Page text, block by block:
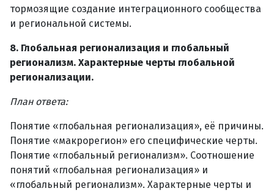
тормозящие создание интеграционного сообщества
и региональной системы.
8. Глобальная регионализация и глобальный
регионализм. Характерные черты глобальной
регионализации.
План ответа:
Понятие «глобальная регионализация», её причины.
Понятие «макрорегион» его специфические черты.
Понятие «глобальный регионализм». Соотношение
понятий «глобальная регионализация» и
«глобальный регионализм». Характерные черты и